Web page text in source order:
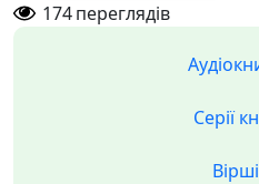
174переглядів
Серії